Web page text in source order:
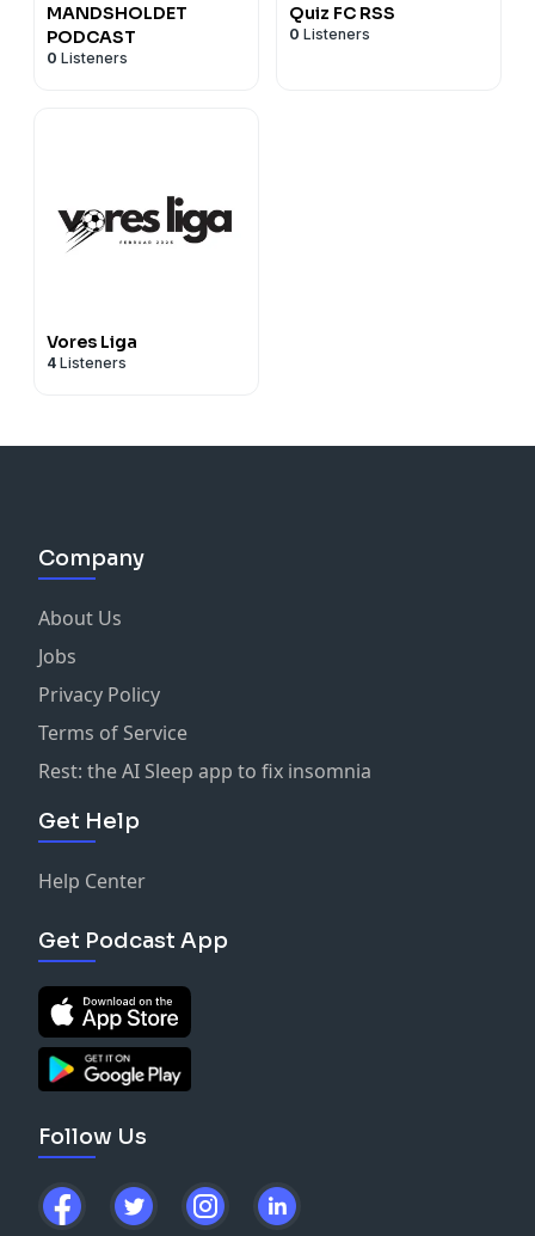
MANDSHOLDET
PODCAST
0 Listeners
Quiz FC RSS
0 Listeners
Vores Liga
4 Listeners
Company
About Us
Jobs
Privacy Policy
Terms of Service
Rest: the AI Sleep app to fix insomnia
Get Help
Help Center
Get Podcast App
Follow Us